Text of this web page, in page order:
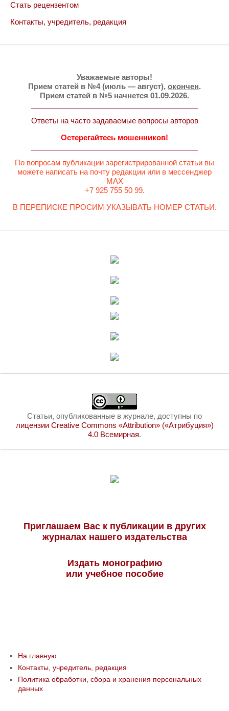
Стать рецензентом
Контакты, учредитель, редакция
Уважаемые авторы!
Прием статей в №4 (июль — август), окончен.
Прием статей в №5 начнется 01.09.2026.
Ответы на часто задаваемые вопросы авторов
Остерегайтесь мошенников!
По вопросам публикации зарегистрированной статьи вы
можете написать на почту редакции или в мессенджер
MAX
+7 925 755 50 99.
В ПЕРЕПИСКЕ ПРОСИМ УКАЗЫВАТЬ НОМЕР СТАТЬИ.
Статьи, опубликованные в журнале, доступны по
лицензии Creative Commons «Attribution» («Атрибуция»)
4.0 Всемирная.
Приглашаем Вас к публикации в других
журналах нашего издательства
Издать монографию
или учебное пособие
На главную
Контакты, учредитель, редакция
Политика обработки, сбора и хранения персональных
данных